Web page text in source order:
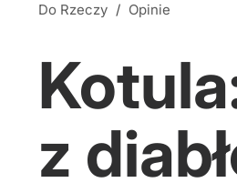
Do Rzeczy / Opinie
z